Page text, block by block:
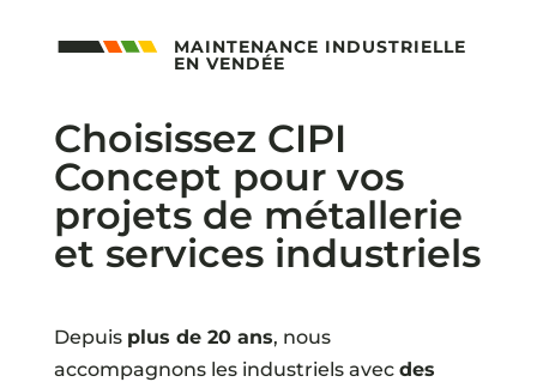
MAINTENANCE INDUSTRIELLE
EN VENDÉE
Choisissez CIPI
Concept pour vos
projets de métallerie
et services industriels
Depuis plus de 20 ans, nous
accompagnons les industriels avec des